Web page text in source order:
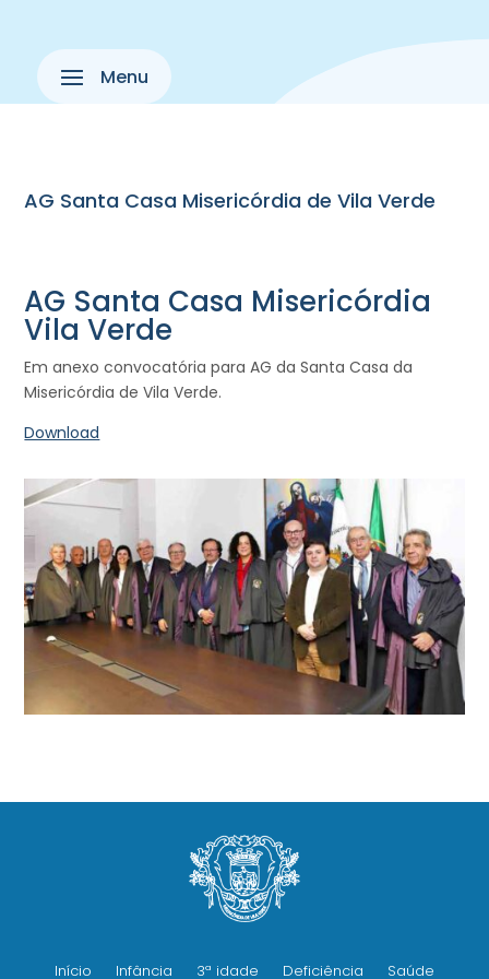
AG Santa Casa Misericórdia de Vila Verde
AG Santa Casa Misericórdia
Vila Verde
Em anexo convocatória para AG da Santa Casa da
Misericórdia de Vila Verde.
Download
Início Infância 3ª idade Deficiência Saúde